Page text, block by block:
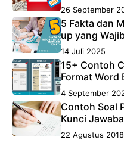
26 September
5 Fakta dan
up yang
14 Juli 2025
15+ Contoh
Format Word
4 September
Contoh Soal
Kunci
22 Agustus 2018